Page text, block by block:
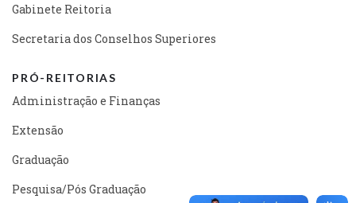
Gabinete Reitoria
Secretaria dos Conselhos Superiores
PRÓ-REITORIAS
Administração e Finanças
Extensão
Graduação
Pesquisa/Pós Graduação